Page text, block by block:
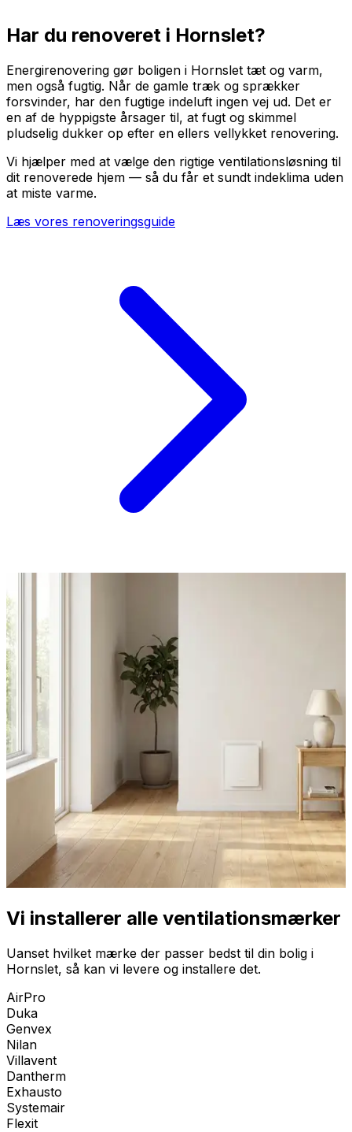
Har du renoveret i Hornslet?
Energirenovering gør boligen i Hornslet tæt og varm,
men også fugtig. Når de gamle træk og sprækker
forsvinder, har den fugtige indeluft ingen vej ud. Det er
en af de hyppigste årsager til, at fugt og skimmel
pludselig dukker op efter en ellers vellykket renovering.
Vi hjælper med at vælge den rigtige ventilationsløsning til
dit renoverede hjem — så du får et sundt indeklima uden
at miste varme.
Læs vores renoveringsguide
Vi installerer alle ventilationsmærker
Uanset hvilket mærke der passer bedst til din bolig i
Hornslet, så kan vi levere og installere det.
AirPro
Duka
Genvex
Nilan
Villavent
Dantherm
Exhausto
Systemair
Flexit